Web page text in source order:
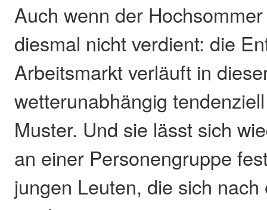
Auch wenn der
diesmal nicht verdient: die
Arbeitsmarkt verläuft in
wetterunabhängig
Muster. Und sie lässt sich
an einer Personengruppe
jungen Leuten, die sich